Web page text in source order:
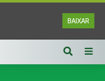
BAIXAR